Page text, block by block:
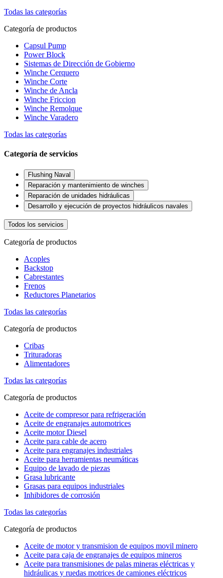
Todas las categorías
Categoría de productos
Capsul Pump
Power Block
Sistemas de Dirección de Gobierno
Winche Cerquero
Winche Corte
Winche de Ancla
Winche Friccion
Winche Remolque
Winche Varadero
Todas las categorías
Categoría de servicios
Flushing Naval
Reparación y mantenimiento de winches
Reparación de unidades hidráulicas
Desarrollo y ejecución de proyectos hidráulicos navales
Todos los servicios
Categoría de productos
Acoples
Backstop
Cabrestantes
Frenos
Reductores Planetarios
Todas las categorías
Categoría de productos
Cribas
Trituradoras
Alimentadores
Todas las categorías
Categoría de productos
Aceite de compresor para refrigeración
Aceite de engranajes automotrices
Aceite motor Diesel
Aceite para cable de acero
Aceite para engranajes industriales
Aceite para herramientas neumáticas
Equipo de lavado de piezas
Grasa lubricante
Grasas para equipos industriales
Inhibidores de corrosión
Todas las categorías
Categoría de productos
Aceite de motor y transmision de equipos movil minero
Aceite para caja de engranajes de equipos mineros
Aceite para transmisiones de palas mineras eléctricas y
hidráulicas y ruedas motrices de camiones eléctricos